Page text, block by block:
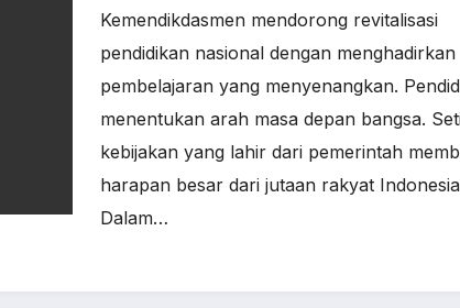
Kreatif
Kemendikdasmen mendorong revitalisasi
pendidikan nasional dengan menghadirkan
pembelajaran yang menyenangkan.
menentukan arah masa depan bangsa.
kebijakan yang lahir dari pemerintah
harapan besar dari jutaan rakyat
Dalam…